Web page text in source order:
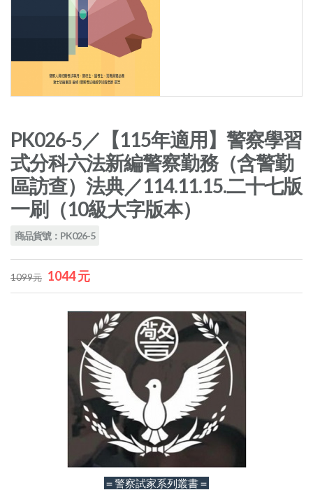
PK026-5／【115年適用】警察學習
式分科六法新編警察勤務（含警勤
區訪查）法典／114.11.15.二十七版
一刷（10級大字版本）
商品貨號：PK026-5
1099元 1044 元
＝警察試家系列叢書＝